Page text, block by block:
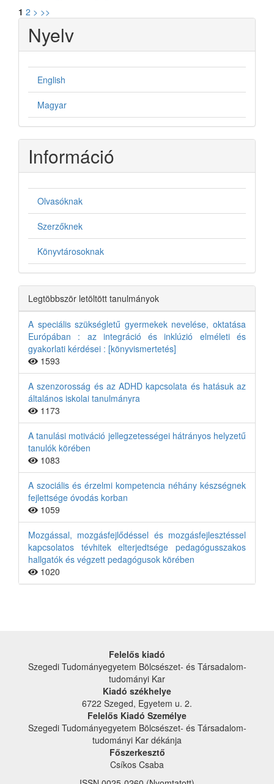
1 2 > >>
Nyelv
English
Magyar
Információ
Olvasóknak
Szerzőknek
Könyvtárosoknak
Legtöbbször letöltött tanulmányok
A speciális szükségletű gyermekek nevelése, oktatása
Európában : az integráció és inklúzió elméleti és
gyakorlati kérdései : [könyvismertetés]
1593
A szenzorosság és az ADHD kapcsolata és hatásuk az
általános iskolai tanulmányra
1173
A tanulási motiváció jellegzetességei hátrányos helyzetű
tanulók körében
1083
A szociális és érzelmi kompetencia néhány készségnek
fejlettsége óvodás korban
1059
Mozgással, mozgásfejlődéssel és mozgásfejlesztéssel
kapcsolatos tévhitek elterjedtsége pedagógusszakos
hallgatók és végzett pedagógusok körében
1020
Felelős kiadó
Szegedi Tudományegyetem Bölcsészet- és Társadalom­
tudományi Kar
Kiadó székhelye
6722 Szeged, Egyetem u. 2.
Felelős Kiadó Személye
Szegedi Tudományegyetem Bölcsészet- és Társadalom­
tudományi Kar dékánja
Főszerkesztő
Csíkos Csaba